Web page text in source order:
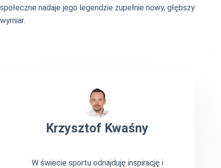
społeczne nadaje jego legendzie zupełnie nowy, głębszy
wymiar.
Krzysztof Kwaśny
W świecie sportu odnajduję inspirację i